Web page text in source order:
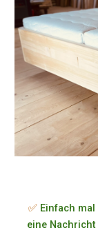
✅ Einfach
eine